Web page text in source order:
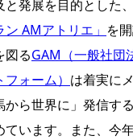
発展を目的とした、
ン AMアトリエ」 を
図るGAM（一般社団
ォーム） は着実に
から世界に」発信す
ています。また、今